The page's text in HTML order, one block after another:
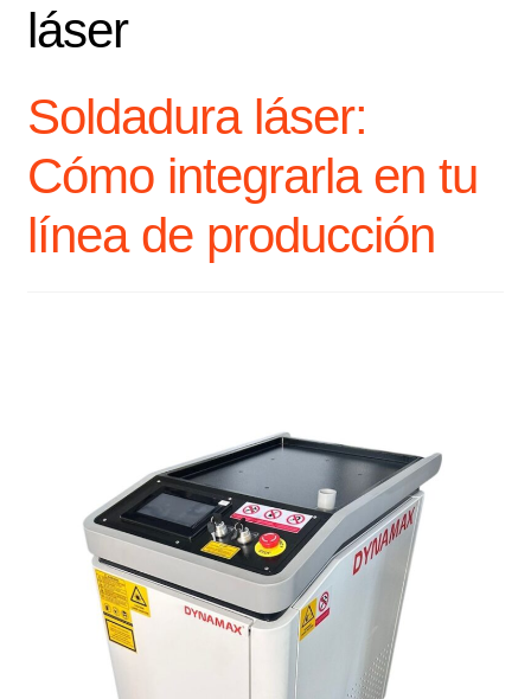
Servicio
láser
Soldadura láser:
Cómo integrarla en tu
línea de producción